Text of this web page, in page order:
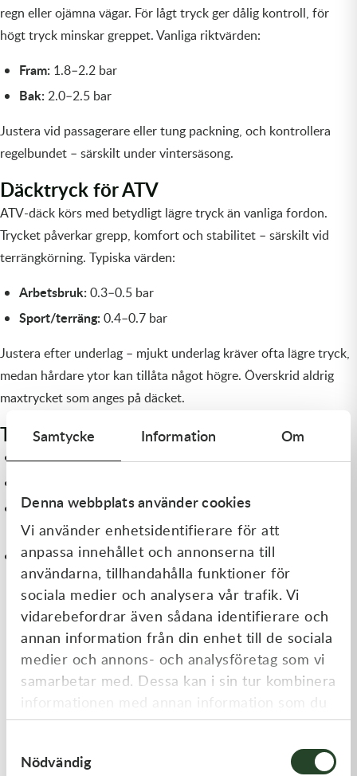
Samtycke Information Om
Denna webbplats använder cookies
Vi använder enhetsidentifierare för att
anpassa innehållet och annonserna till
användarna, tillhandahålla funktioner för
sociala medier och analysera vår trafik. Vi
vidarebefordrar även sådana identifierare och
annan information från din enhet till de sociala
medier och annons- och analysföretag som vi
samarbetar med. Dessa kan i sin tur kombinera
informationen med annan information som du
har tillhandahållit eller som de har samlat in
Nödvändig
regn eller ojämna vägar. För lågt tryck ger dålig kontroll, för
högt tryck minskar greppet. Vanliga riktvärden:
Fram: 1.8–2.2 bar
Bak: 2.0–2.5 bar
Justera vid passagerare eller tung packning, och kontrollera
regelbundet – särskilt under vintersäsong.
Däcktryck för ATV
ATV-däck körs med betydligt lägre tryck än vanliga fordon.
Trycket påverkar grepp, komfort och stabilitet – särskilt vid
terrängkörning. Typiska värden:
Arbetsbruk: 0.3–0.5 bar
Sport/terräng: 0.4–0.7 bar
Justera efter underlag – mjukt underlag kräver ofta lägre tryck,
medan hårdare ytor kan tillåta något högre. Överskrid aldrig
maxtrycket som anges på däcket.
Tips för alla fordonstyper
Kontrollera trycket när däcken är kalla
Följ alltid fordonets och däcktillverkarens
rekommendationer
Om du använder kvävgas: justera endast med kvävgas